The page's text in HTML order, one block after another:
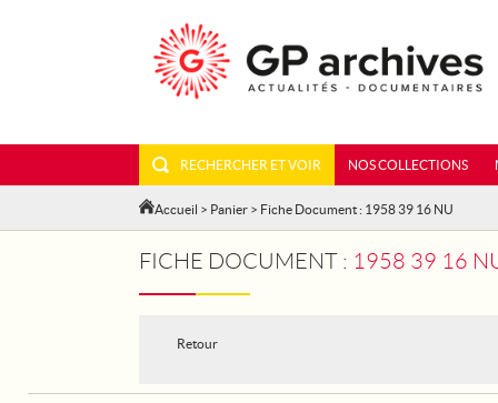
RECHERCHER ET VOIR NOS COLLECTIONS
Accueil > Panier > Fiche Document : 1958 39 16 NU
FICHE DOCUMENT : 1958 39 16
Retour